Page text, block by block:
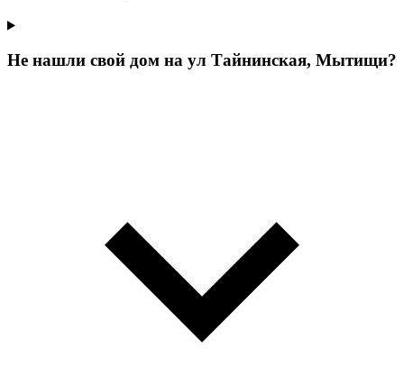
Не нашли свой дом на ул Тайнинская, Мытищи?